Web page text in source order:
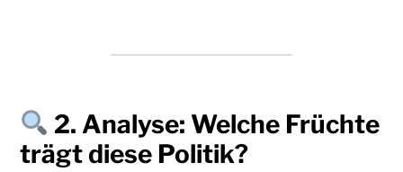
2. Analyse: Welche Früchte
trägt diese Politik?